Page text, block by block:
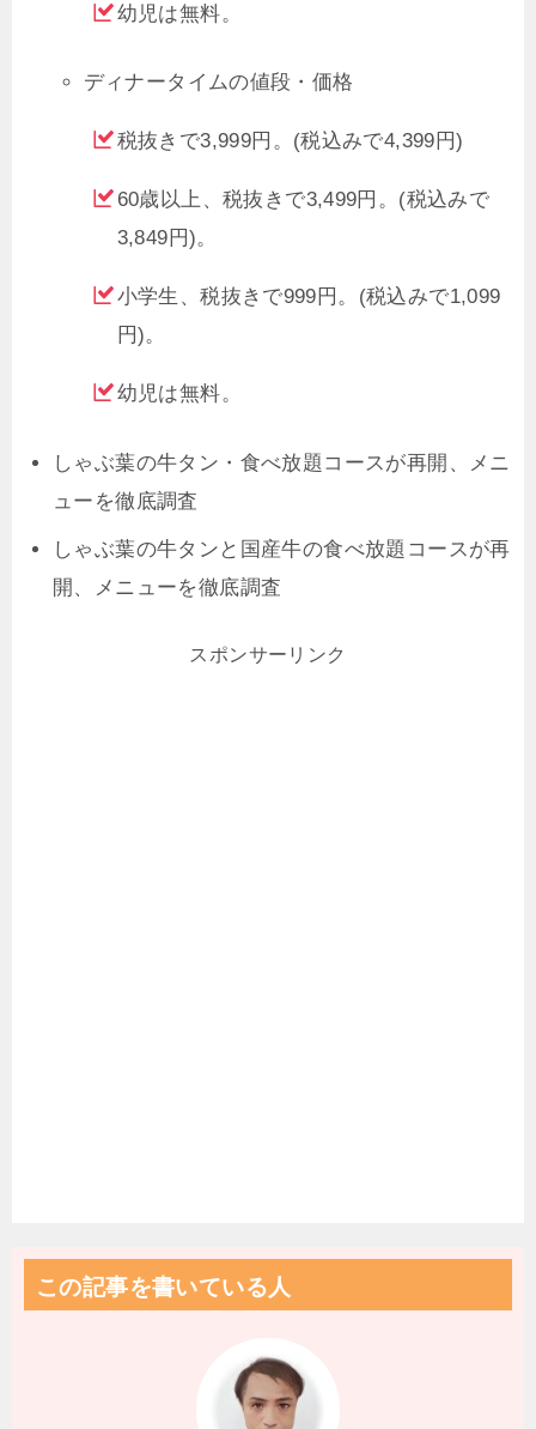
幼児は無料。
ディナータイムの値段・価格
税抜きで3,999円。(税込みで4,399円)
60歳以上、税抜きで3,499円。(税込みで
3,849円)。
小学生、税抜きで999円。(税込みで1,099
円)。
幼児は無料。
しゃぶ葉の牛タン・食べ放題コースが再開、メニ
ューを徹底調査
しゃぶ葉の牛タンと国産牛の食べ放題コースが再
開、メニューを徹底調査
スポンサーリンク
この記事を書いている人